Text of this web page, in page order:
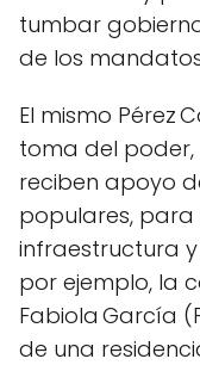
tumbar
de los
El mismo Pérez
toma del poder,
reciben apoyo
populares,
infraestructura y
por ejemplo, la
Fabiola García
de una